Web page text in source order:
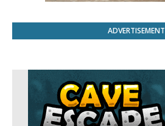
ADVERTISEMENT